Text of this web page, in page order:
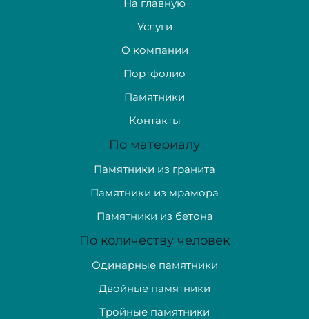
На главную
Услуги
О компании
Портфолио
Памятники
Контакты
По материалу
Памятники из гранита
Памятники из мрамора
Памятники из бетона
По количеству человек
Одинарные памятники
Двойные памятники
Тройные памятники